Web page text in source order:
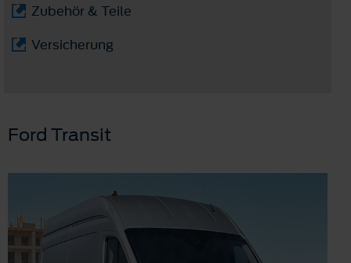
Zubehör & Teile
Versicherung
Ford Transit